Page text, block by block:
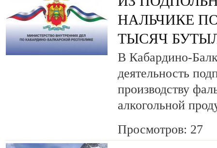
НАЛЬЧИКЕ
ТЫСЯЧ
В Кабардино-
деятельность
производству
алкогольной
Просмотров: 27